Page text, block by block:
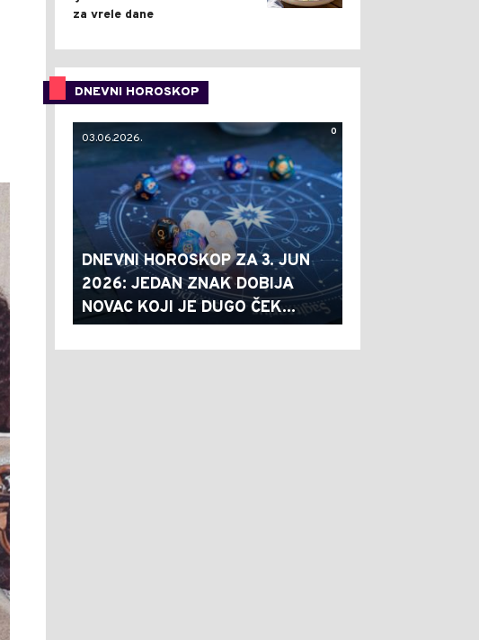
za vrele dane
DNEVNI HOROSKOP
0
03.06.2026.
DNEVNI HOROSKOP ZA 3. JUN
2026: JEDAN ZNAK DOBIJA
NOVAC KOJI JE DUGO ČEK...